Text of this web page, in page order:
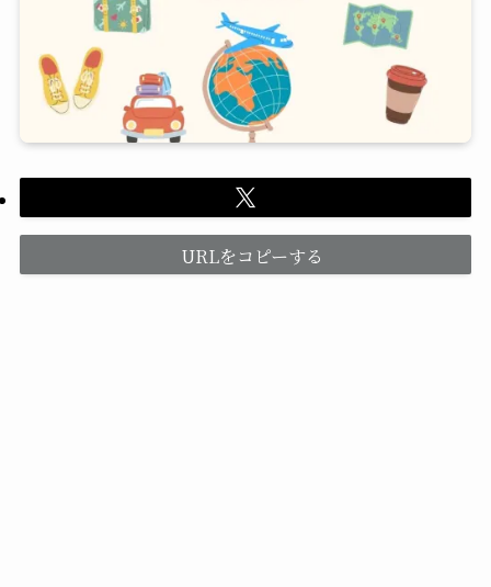
URLをコピーする